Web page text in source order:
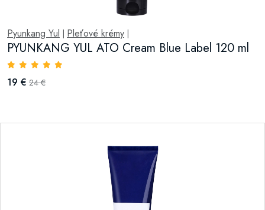
Pyunkang Yul Pleťové krémy
PYUNKANG YUL ATO Cream Blue Label 120 ml
19 € 24 €